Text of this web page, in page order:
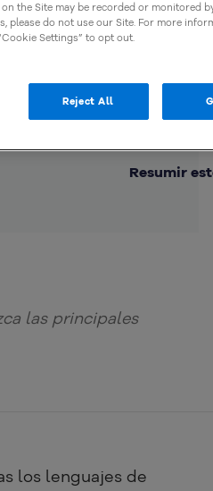
Resumir
las principales
los lenguajes de
the Site may be recorded or monitored
please do not use our Site. For more
Settings” to opt out.
Reject All